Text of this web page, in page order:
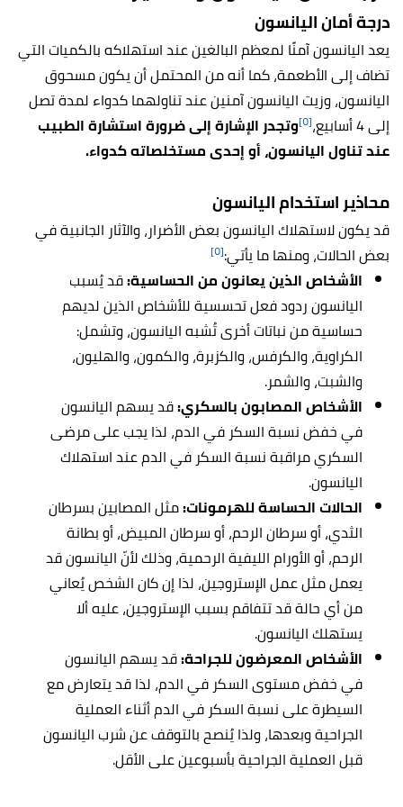
درجة أمان اليانسون
يعد اليانسون آمنًا لمعظم البالغين عند استهلاكه بالكميات التي
تضاف إلى الأطعمة، كما أنه من المحتمل أن يكون مسحوق
اليانسون، وزيت اليانسون آمنين عند تناولهما كدواء لمدة تصل
إلى 4 أسابيع،
[٥] وتجدر الإشارة إلى ضرورة استشارة الطبيب
عند تناول اليانسون، أو إحدى مستخلصاته كدواء.
محاذير استخدام اليانسون
قد يكون لاستهلاك اليانسون بعض الأضرار، والآثار الجانبية في
بعض الحالات، ومنها ما يأتي:[٥]
الأشخاص الذين يعانون من الحساسية:قد يُسبب
اليانسون ردود فعل تحسسية للأشخاص الذين لديهم
حساسية من نباتات أخرى تُشبه اليانسون، وتشمل:
الكراوية، والكرفس، والكزبرة، والكمون، والهليون،
والشبت، والشمر.
الأشخاص المصابون بالسكري:قد يسهم اليانسون
في خفض نسبة السكر في الدم، لذا يجب على مرضى
السكري مراقبة نسبة السكر في الدم عند استهلاك
اليانسون.
الحالات الحساسة للهرمونات:مثل المصابين بسرطان
الثدي، أو سرطان الرحم، أو سرطان المبيض، أو بطانة
الرحم، أو الأورام الليفية الرحمية،وذلك لأنّ اليانسون قد
يعمل مثل عمل الإستروجين، لذا إن كان الشخص يُعاني
من أي حالة قد تتفاقم بسبب الإستروجين، عليه ألا
يستهلك اليانسون.
الأشخاص المعرضون للجراحة:قد يسهم اليانسون
في خفض مستوى السكر في الدم، لذا قد يتعارض مع
السيطرة على نسبة السكر في الدم أثناء العملية
الجراحية وبعدها، ولذا يُنصح بالتوقف عن شرب اليانسون
قبل العملية الجراحية بأسبوعين على الأقل.